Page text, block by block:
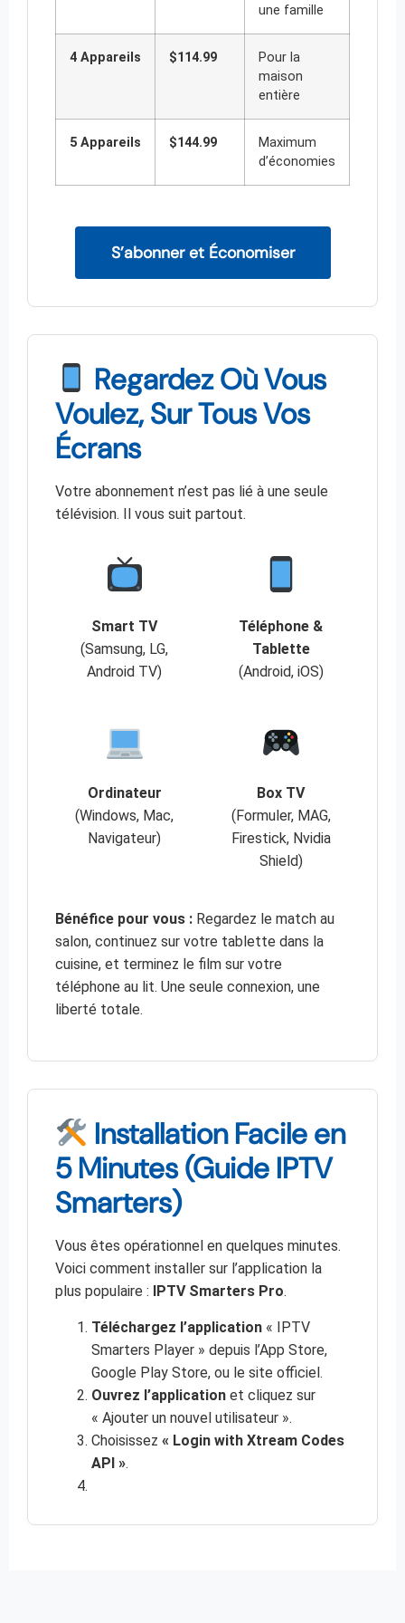
une famille
4 Appareils $114.99
Pour la
maison
entière
5 Appareils $144.99
Maximum
d’économies
S’abonner et Économiser
Regardez Où Vous
Voulez, Sur Tous Vos
Écrans
Votre abonnement n’est pas lié à une seule
télévision. Il vous suit partout.
Smart TV
(Samsung, LG,
Android TV)
Téléphone &
Tablette
(Android, iOS)
Ordinateur
(Windows, Mac,
Navigateur)
Box TV
(Formuler, MAG,
Firestick, Nvidia
Shield)
Bénéfice pour vous : Regardez le match au
salon, continuez sur votre tablette dans la
cuisine, et terminez le film sur votre
téléphone au lit. Une seule connexion, une
liberté totale.
Installation Facile en
5 Minutes (Guide IPTV
Smarters)
Vous êtes opérationnel en quelques minutes.
Voici comment installer sur l’application la
plus populaire :
IPTV Smarters Pro.
Téléchargez l’application « IPTV
Smarters Player » depuis l’App Store,
Google Play Store, ou le site officiel.
Ouvrez l’application et cliquez sur
« Ajouter un nouvel utilisateur ».
Choisissez « Login with Xtream Codes
API ».